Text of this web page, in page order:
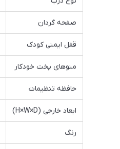
صفحه گردان
قفل ایمنی کودک
منوهای پخت خودکار
حافظه تنظیمات
ابعاد خارجی (H×W×D)
رنگ